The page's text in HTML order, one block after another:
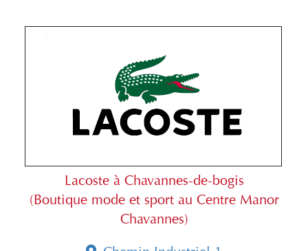
Lacoste à Chavannes-de-bogis
(Boutique mode et sport au Centre Manor
Chavannes)